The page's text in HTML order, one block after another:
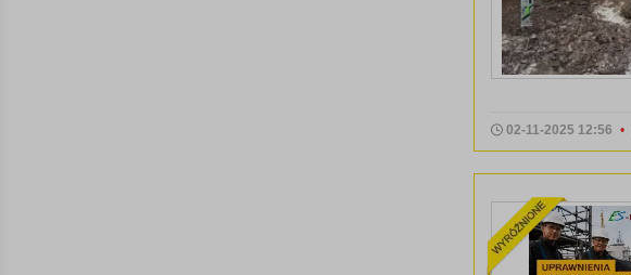
02-11-2025 12:56 •